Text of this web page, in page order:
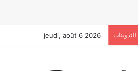
jeudi, août 6 2026